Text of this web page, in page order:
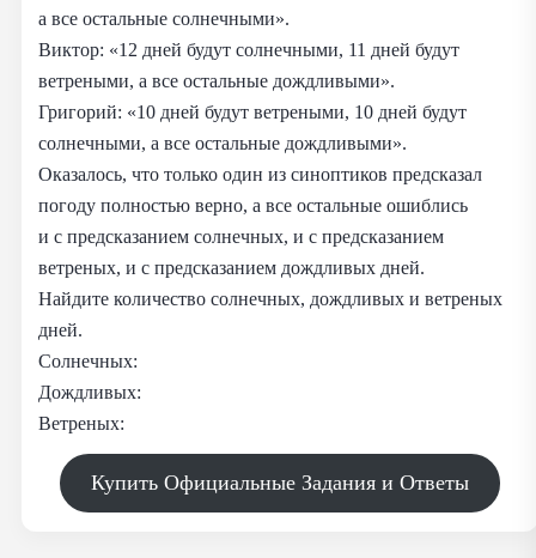
а все остальные солнечными».
Виктор: «12 дней будут солнечными, 11 дней будут
ветреными, а все остальные дождливыми».
Григорий: «10 дней будут ветреными, 10 дней будут
солнечными, а все остальные дождливыми».
Оказалось, что только один из синоптиков предсказал
погоду полностью верно, а все остальные ошиблись
и с предсказанием солнечных, и с предсказанием
ветреных, и с предсказанием дождливых дней.
Найдите количество солнечных, дождливых и ветреных
дней.
Солнечных:
Дождливых:
Ветреных:
Купить Официальные Задания и Ответы